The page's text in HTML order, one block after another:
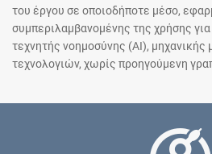
του έργου σε οποιοδήποτε μέσο,
συμπεριλαμβανομένης της χρήσης
τεχνητής νοημοσύνης (AI),
τεχνολογιών, χωρίς προηγούμενη